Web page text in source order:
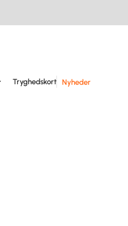
Tryghedskort Nyheder